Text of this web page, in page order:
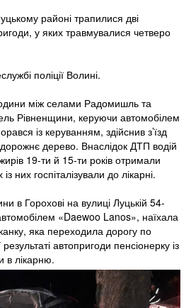
районі трапилися дві
у яких травмувалися четверо
поліції Волині.
між селами Радомишль та
Рівненщини, керуючи автомобілем
із керуванням, здійснив з’їзд
дерево. Внаслідок ДТП водій
19-ти й 15-ти років отримали
них госпіталізували до лікарні.
в Горохові на вулиці Луцькій 54-
«Daewoo Lanos», наїхала
яка переходила дорогу по
автопригоди пенсіонерку із
в лікарню.